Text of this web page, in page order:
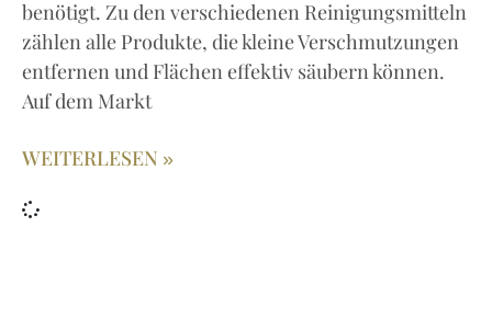
benötigt. Zu den verschiedenen Reinigungsmitteln
zählen alle Produkte, die kleine Verschmutzungen
entfernen und Flächen effektiv säubern können.
Auf dem Markt
WEITERLESEN »